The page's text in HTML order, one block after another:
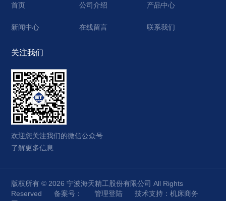
首页 公司介绍 产品中心
新闻中心 在线留言 联系我们
关注我们
欢迎您关注我们的微信公众号
了解更多信息
版权所有 © 2026 宁波海天精工股份有限公司 All Rights
Reserved备案号： 管理登陆 技术支持：机床商务